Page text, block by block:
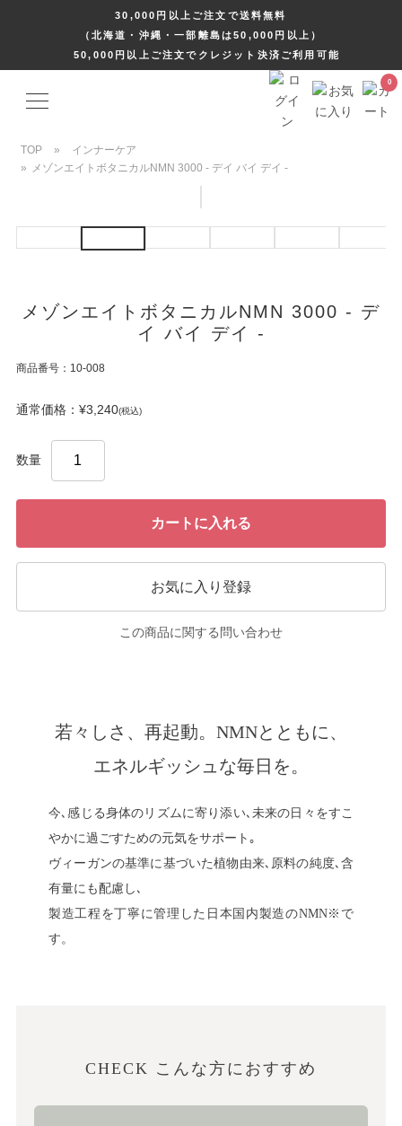
30,000円以上ご注文で送料無料
（北海道・沖縄・一部離島は50,000円以上）
50,000円以上ご注文でクレジット決済ご利用可能
TOP »
インナーケア
» メゾンエイトボタニカルNMN 3000 - デイ バイ デイ -
メゾンエイトボタニカルNMN 3000 - デ
イ バイ デイ -
商品番号：10-008
通常価格：¥3,240(税込)
数量
カートに入れる
お気に入り登録
この商品に関する問い合わせ
若々しさ、再起動。NMNとともに、
エネルギッシュな毎日を。
今､感じる身体のリズムに寄り添い､未来の日々をすこ
やかに過ごすための元気をサポート｡
ヴィーガンの基準に基づいた植物由来､原料の純度､含
有量にも配慮し､
製造工程を丁寧に管理した日本国内製造のNMN※で
す。
CHECK こんな方におすすめ